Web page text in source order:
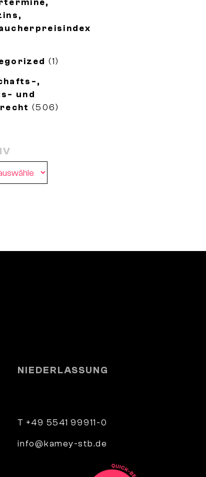
(1)
,
und
(506)
NIEDERLASSUNG
T +49 5541 99911-0
info@kamey-stb.de